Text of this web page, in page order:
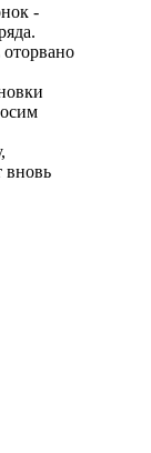
-
вновь